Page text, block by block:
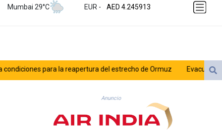
Mumbai 29°C EUR -
AED 4.245913
AFN 76.887634
ARS 1724.882567
AUD 1.638747
AZN 1.97002
BAM 1.955776
BBD 2.321671
BDT 142.688227
para la reapertura del estrecho de Ormuz Evacuaciones y
Anuncio